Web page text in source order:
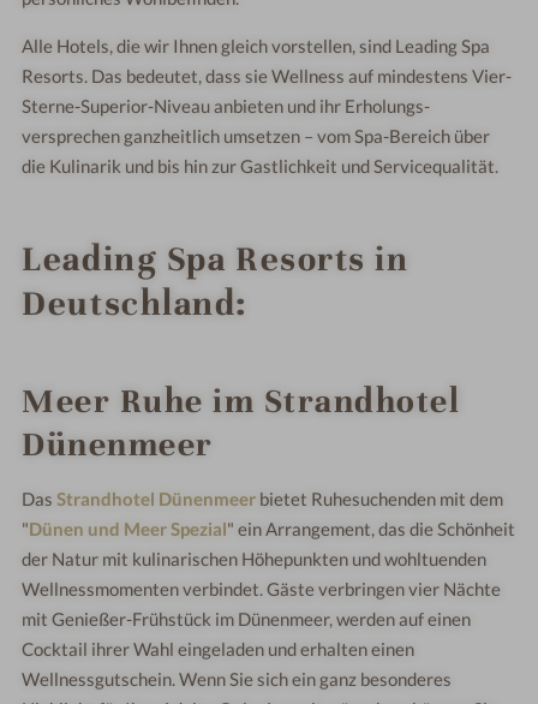
Alle Hotels, die wir Ihnen gleich vorstellen, sind Leading Spa
Resorts. Das bedeutet, dass sie Wellness auf mindestens Vier-
Sterne-Superior-Niveau anbieten und ihr Erholungs-
versprechen ganzheitlich umsetzen – vom Spa-Bereich über
die Kulinarik und bis hin zur Gastlichkeit und Servicequalität.
Leading Spa Resorts in
Deutschland:
Meer Ruhe im Strandhotel
Dünenmeer
DasStrandhotel Dünenmeer bietet Ruhesuchenden mit dem
"Dünen und Meer Spezial" ein Arrangement, das die Schönheit
der Natur mit kulinarischen Höhepunkten und wohltuenden
Wellnessmomenten verbindet. Gäste verbringen vier Nächte
mit Genießer-Frühstück im Dünenmeer, werden auf einen
Cocktail ihrer Wahl eingeladen und erhalten einen
Wellnessgutschein. Wenn Sie sich ein ganz besonderes